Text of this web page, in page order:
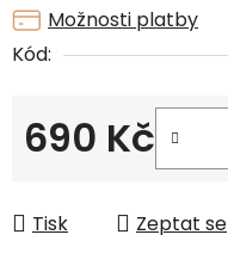
Možnosti platby
Kód:
690 Kč
Tisk Zeptat se